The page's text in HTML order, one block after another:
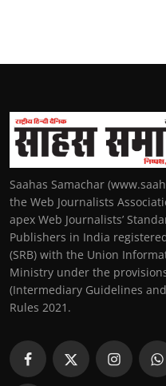
Saahas Samachar
the Web Journalists
apex Web Journalists’
Publishers in India
(SRB) with the Union
Ministry under the
(Intermediary Guidelines
Rules 2021.